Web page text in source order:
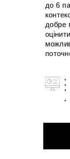
до 6
добре